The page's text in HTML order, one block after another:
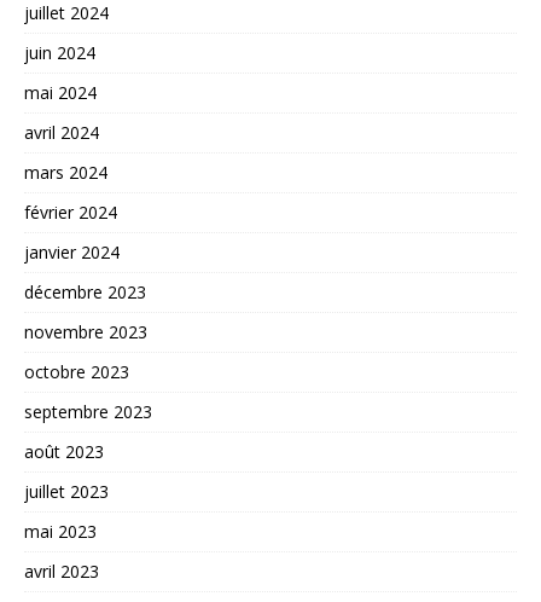
juillet 2024
juin 2024
mai 2024
avril 2024
mars 2024
février 2024
janvier 2024
décembre 2023
novembre 2023
octobre 2023
septembre 2023
août 2023
juillet 2023
mai 2023
avril 2023